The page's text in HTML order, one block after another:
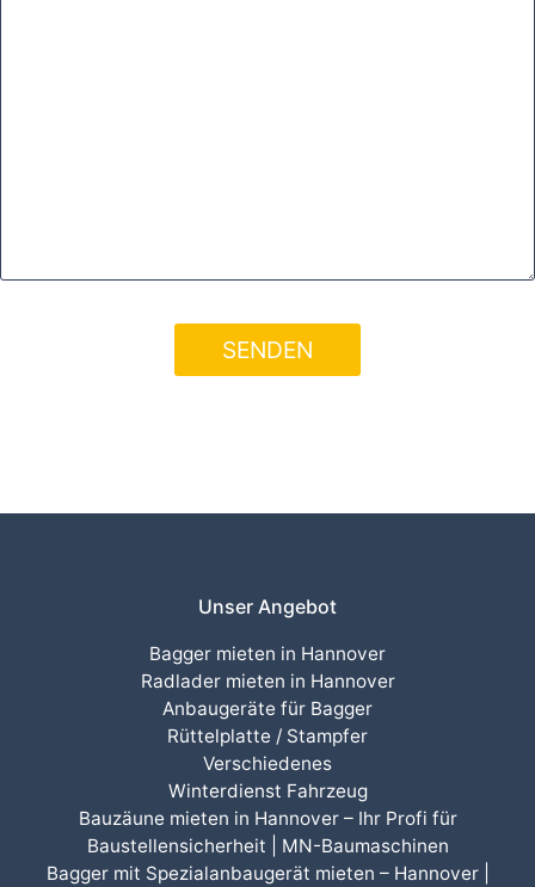
Unser Angebot
Bagger mieten in Hannover
Radlader mieten in Hannover
Anbaugeräte für Bagger
Rüttelplatte / Stampfer
Verschiedenes
Winterdienst Fahrzeug
Bauzäune mieten in Hannover – Ihr Profi für
Baustellensicherheit | MN-Baumaschinen
Bagger mit Spezialanbaugerät mieten – Hannover |